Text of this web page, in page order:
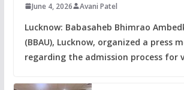
June 4, 2026 Avani Patel
Lucknow: Babasaheb Bhimrao
(BBAU), Lucknow, organized a press
regarding the admission process for